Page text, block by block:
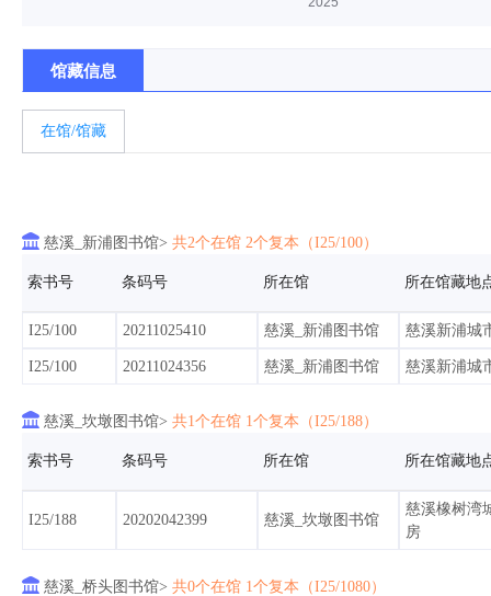
馆藏信息
在馆/馆藏
 慈溪_新浦图书馆> 共2个在馆 2个复本（I25/100）
索书号 条码号 所在馆 所在馆藏地
I25/100 20211025410 慈溪_新浦图书馆 慈溪新浦城
I25/100 20211024356 慈溪_新浦图书馆 慈溪新浦城
 慈溪_坎墩图书馆> 共1个在馆 1个复本（I25/188）
索书号 条码号 所在馆 所在馆藏地
I25/188 20202042399 慈溪_坎墩图书馆
慈溪橡树湾
房
 慈溪_桥头图书馆> 共0个在馆 1个复本（I25/1080）